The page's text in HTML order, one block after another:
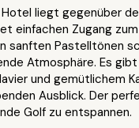
liegt gegenüber
einfachen Zugang
sanften Pastelltönen
Atmosphäre. Es
und gemütlichem
Ausblick. Der
Golf zu entspannen.